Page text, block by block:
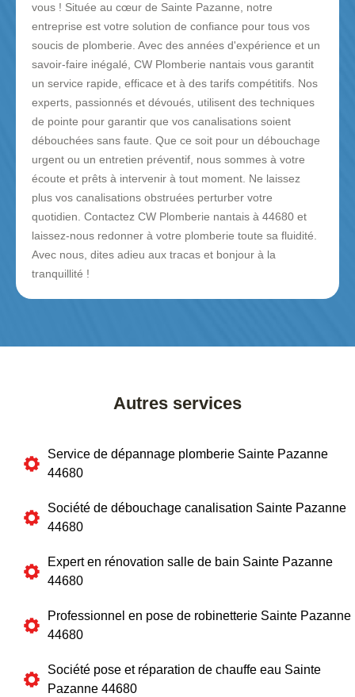
vous ! Située au cœur de Sainte Pazanne, notre
entreprise est votre solution de confiance pour tous vos
soucis de plomberie. Avec des années d'expérience et un
savoir-faire inégalé, CW Plomberie nantais vous garantit
un service rapide, efficace et à des tarifs compétitifs. Nos
experts, passionnés et dévoués, utilisent des techniques
de pointe pour garantir que vos canalisations soient
débouchées sans faute. Que ce soit pour un débouchage
urgent ou un entretien préventif, nous sommes à votre
écoute et prêts à intervenir à tout moment. Ne laissez
plus vos canalisations obstruées perturber votre
quotidien. Contactez CW Plomberie nantais à 44680 et
laissez-nous redonner à votre plomberie toute sa fluidité.
Avec nous, dites adieu aux tracas et bonjour à la
tranquillité !
Autres services
Service de dépannage plomberie Sainte Pazanne
44680
Société de débouchage canalisation Sainte Pazanne
44680
Expert en rénovation salle de bain Sainte Pazanne
44680
Professionnel en pose de robinetterie Sainte Pazanne
44680
Société pose et réparation de chauffe eau Sainte
Pazanne 44680